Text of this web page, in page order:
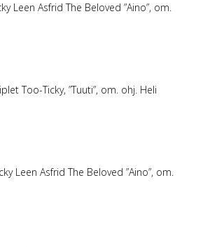
Leen Asfrid The Beloved ”Aino”, om.
Too-Ticky, ”Tuuti”, om. ohj. Heli
Leen Asfrid The Beloved ”Aino”, om.